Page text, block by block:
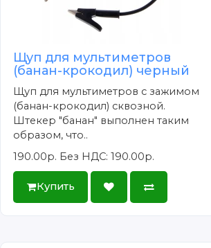
Щуп для мультиметров
(банан-крокодил) черный
Щуп для мультиметров с зажимом
(банан-крокодил) сквозной.
Штекер "банан" выполнен таким
образом, что..
190.00р. Без НДС: 190.00р.
Купить